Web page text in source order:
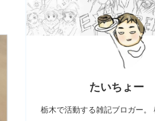
たいちょー
栃木で活動する雑記ブロガー。